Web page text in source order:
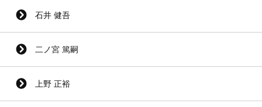
石井 健吾
二ノ宮 篤嗣
上野 正裕